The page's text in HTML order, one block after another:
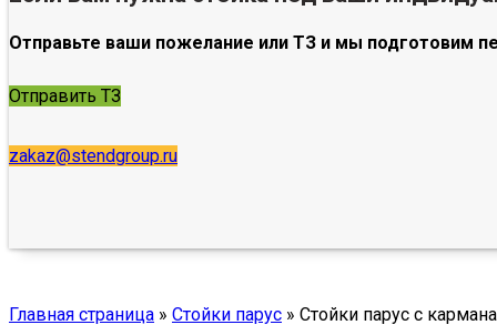
Отправьте ваши пожелание или ТЗ и мы подготовим
Отправить ТЗ
zakaz@stendgroup.ru
Главная страница » Стойки парус » Стойки парус с